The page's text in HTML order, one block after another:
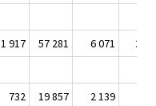
1 917 57 281 6 071 2
732 19 857 2 139